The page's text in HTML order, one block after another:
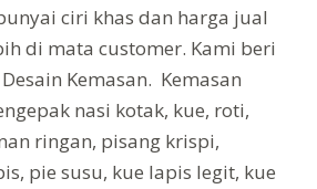
ciri khas dan harga jual
di mata customer. Kami beri
Kemasan. Kemasan
nasi kotak, kue, roti,
ringan, pisang krispi,
pie susu, kue lapis legit, kue